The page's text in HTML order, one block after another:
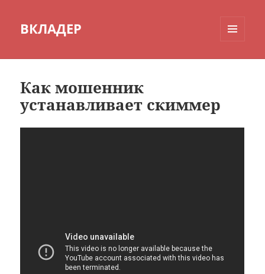
ВКЛАДЕР
Как мошенник
устанавливает скиммер